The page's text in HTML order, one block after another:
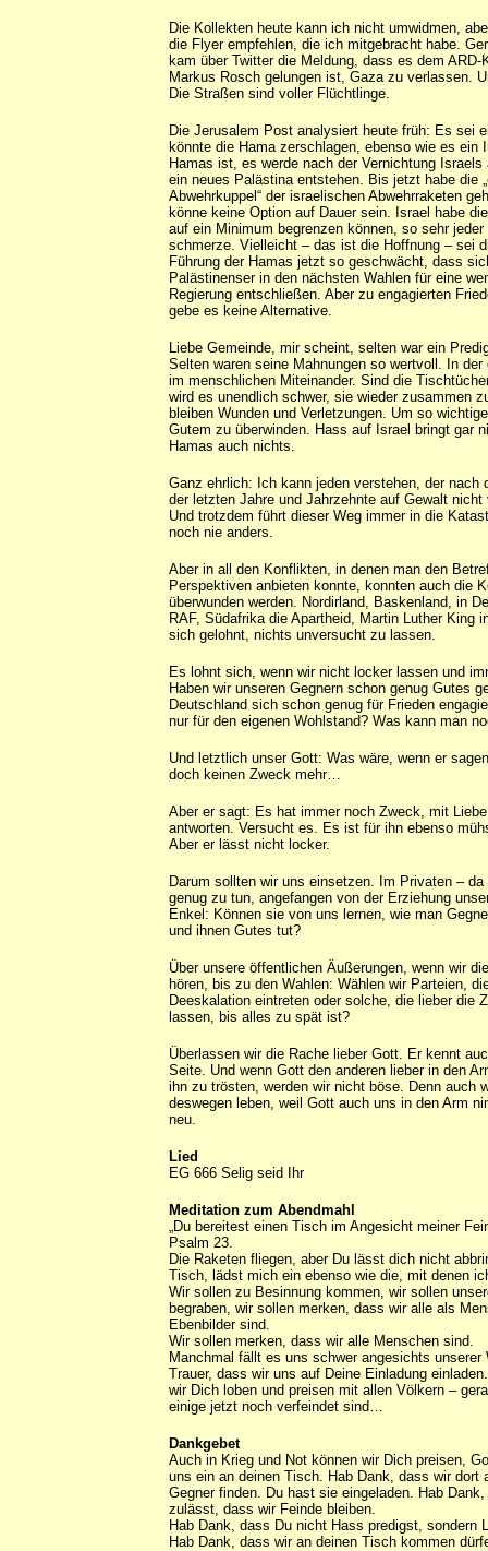
Die Kollekten heute kann ich nicht umwidmen,
die Flyer empfehlen, die ich mitgebracht habe.
kam über Twitter die Meldung, dass es dem ARD-
Markus Rosch gelungen ist, Gaza zu verlassen.
Die Straßen sind voller Flüchtlinge.
Die Jerusalem Post analysiert heute früh: Es sei
könnte die Hama zerschlagen, ebenso wie es ein
Hamas ist, es werde nach der Vernichtung Israels
ein neues Palästina entstehen. Bis jetzt habe die
Abwehrkuppel“ der israelischen Abwehrraketen
könne keine Option auf Dauer sein. Israel habe
auf ein Minimum begrenzen können, so sehr jeder
schmerze. Vielleicht – das ist die Hoffnung – sei
Führung der Hamas jetzt so geschwächt, dass
Palästinenser in den nächsten Wahlen für eine
Regierung entschließen. Aber zu engagierten
gebe es keine Alternative.
Liebe Gemeinde, mir scheint, selten war ein
Selten waren seine Mahnungen so wertvoll. In
im menschlichen Miteinander. Sind die
wird es unendlich schwer, sie wieder zusammen
bleiben Wunden und Verletzungen. Um so
Gutem zu überwinden. Hass auf Israel bringt gar
Hamas auch nichts.
Ganz ehrlich: Ich kann jeden verstehen, der nach
der letzten Jahre und Jahrzehnte auf Gewalt
Und trotzdem führt dieser Weg immer in die
noch nie anders.
Aber in all den Konflikten, in denen man den
Perspektiven anbieten konnte, konnten auch die
überwunden werden. Nordirland, Baskenland, in
RAF, Südafrika die Apartheid, Martin Luther King
sich gelohnt, nichts unversucht zu lassen.
Es lohnt sich, wenn wir nicht locker lassen und
Haben wir unseren Gegnern schon genug Gutes
Deutschland sich schon genug für Frieden
nur für den eigenen Wohlstand? Was kann man
Und letztlich unser Gott: Was wäre, wenn er
doch keinen Zweck mehr…
Aber er sagt: Es hat immer noch Zweck, mit
antworten. Versucht es. Es ist für ihn ebenso
Aber er lässt nicht locker.
Darum sollten wir uns einsetzen. Im Privaten –
genug zu tun, angefangen von der Erziehung
Enkel: Können sie von uns lernen, wie man
und ihnen Gutes tut?
Über unsere öffentlichen Äußerungen, wenn wir
hören, bis zu den Wahlen: Wählen wir Parteien,
Deeskalation eintreten oder solche, die lieber die
lassen, bis alles zu spät ist?
Überlassen wir die Rache lieber Gott. Er kennt
Seite. Und wenn Gott den anderen lieber in den
ihn zu trösten, werden wir nicht böse. Denn auch
deswegen leben, weil Gott auch uns in den Arm
neu.
Lied
EG 666 Selig seid Ihr
Meditation zum Abendmahl
„Du bereitest einen Tisch im Angesicht meiner
Psalm 23.
Die Raketen fliegen, aber Du lässt dich nicht
Tisch, lädst mich ein ebenso wie die, mit denen
Wir sollen zu Besinnung kommen, wir sollen
begraben, wir sollen merken, dass wir alle als
Ebenbilder sind.
Wir sollen merken, dass wir alle Menschen sind.
Manchmal fällt es uns schwer angesichts unserer
Trauer, dass wir uns auf Deine Einladung
wir Dich loben und preisen mit allen Völkern –
einige jetzt noch verfeindet sind…
Dankgebet
Auch in Krieg und Not können wir Dich preisen,
uns ein an deinen Tisch. Hab Dank, dass wir dort
Gegner finden. Du hast sie eingeladen. Hab
zulässt, dass wir Feinde bleiben.
Hab Dank, dass Du nicht Hass predigst, sondern
Hab Dank, dass wir an deinen Tisch kommen